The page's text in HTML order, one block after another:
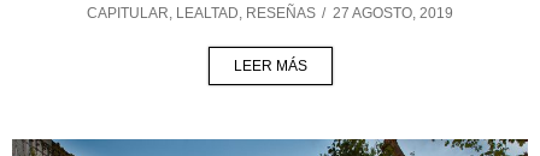
CAPITULAR, LEALTAD, RESEÑAS / 27 AGOSTO, 2019
LEER MÁS